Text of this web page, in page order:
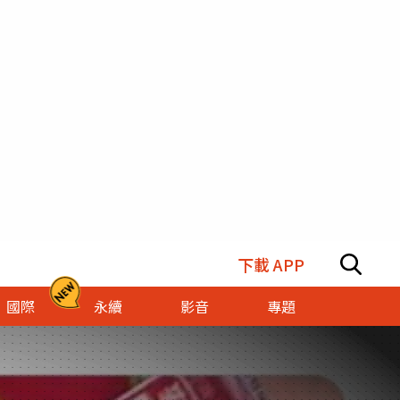
下載 APP
國際 永續 影音
專題